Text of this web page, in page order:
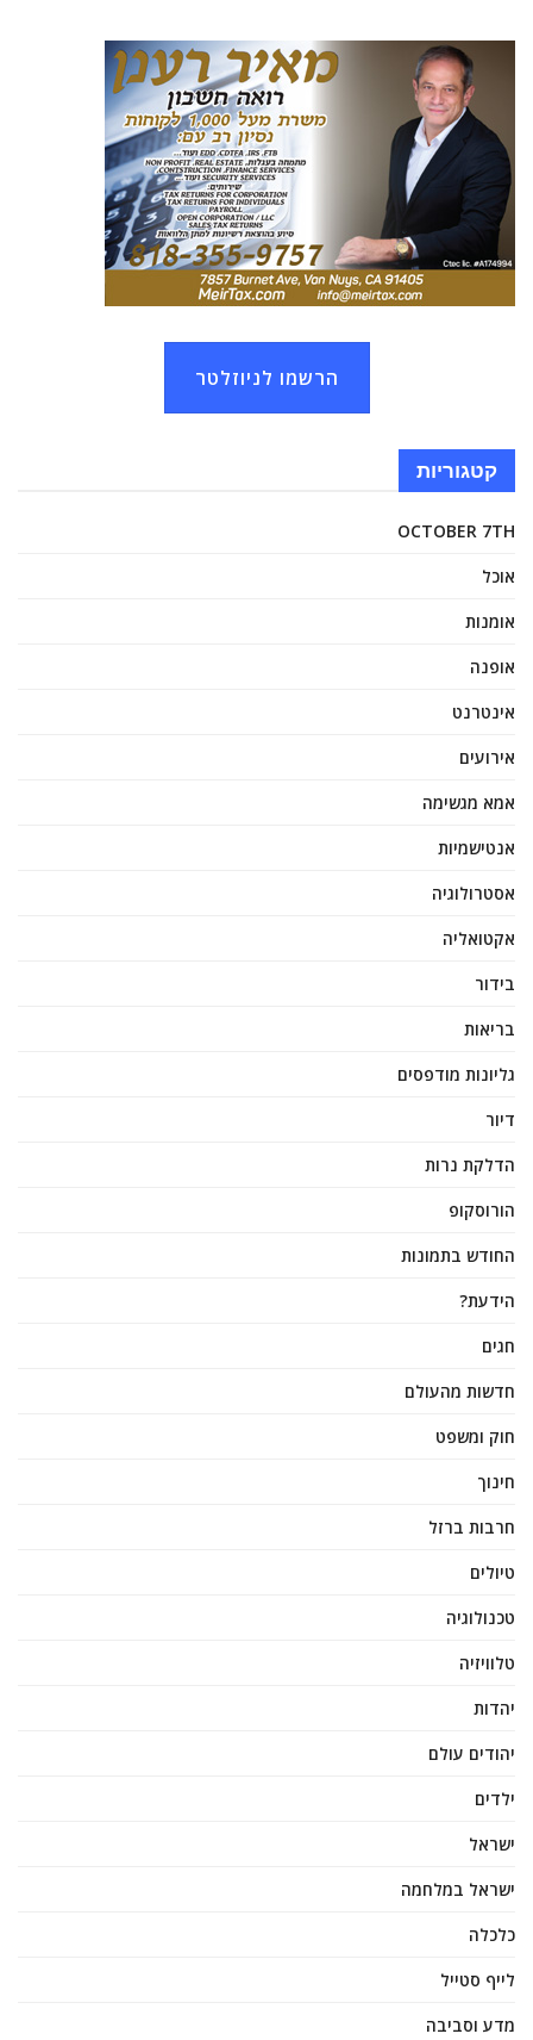
הרשמו לניוזלטר
קטגוריות
OCTOBER 7TH
אוכל
אומנות
אופנה
אינטרנט
אירועים
אמא מגשימה
אנטישמיות
אסטרולוגיה
אקטואליה
בידור
בריאות
גליונות מודפסים
דיור
הדלקת נרות
הורוסקופ
החודש בתמונות
הידעת?
חגים
חדשות מהעולם
חוק ומשפט
חינוך
חרבות ברזל
טיולים
טכנולוגיה
טלוויזיה
יהדות
יהודים עולם
ילדים
ישראל
ישראל במלחמה
כלכלה
לייף סטייל
מדע וסביבה